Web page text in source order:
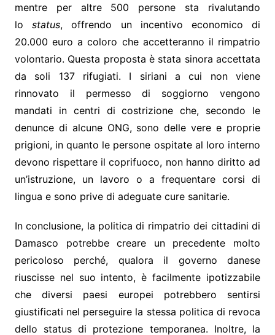
mentre per altre 500 persone sta rivalutando
lostatus, offrendo un incentivo economico di
20.000 euro a coloro che accetteranno il rimpatrio
volontario. Questa proposta è stata sinora accettata
da soli 137 rifugiati. I siriani a cui non viene
rinnovato il permesso di soggiorno vengono
mandati in centri di costrizione che, secondo le
denunce di alcune ONG, sono delle vere e proprie
prigioni, in quanto le persone ospitate al loro interno
devono rispettare il coprifuoco, non hanno diritto ad
un’istruzione, un lavoro o a frequentare corsi di
lingua e sono prive di adeguate cure sanitarie.
In conclusione, la politica di rimpatrio dei cittadini di
Damasco potrebbe creare un precedente molto
pericoloso perché, qualora il governo danese
riuscisse nel suo intento, è facilmente ipotizzabile
che diversi paesi europei potrebbero sentirsi
giustificati nel perseguire la stessa politica di revoca
dello status di protezione temporanea. Inoltre, la